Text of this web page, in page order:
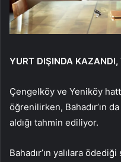
YURT DIŞINDA KAZANDI,
Çengelköy ve Yeniköy
öğrenilirken, Bahadır’ın
aldığı tahmin ediliyor.
Bahadır’ın yalılara